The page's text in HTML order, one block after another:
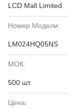
LCD Mall Limited
Номер Модели:
LM024HQ05NS
МОК:
500 шт.
Цена: